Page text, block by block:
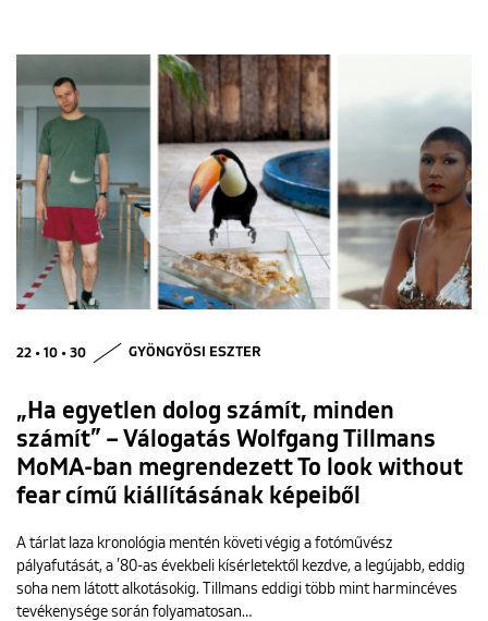
22 • 10 • 30 GYÖNGYÖSI ESZTER
„Ha egyetlen dolog számít, minden
számít” – Válogatás Wolfgang Tillmans
MoMA-ban megrendezett To look without
fear című kiállításának képeiből
A tárlat laza kronológia mentén követi végig a fotóművész
pályafutását, a ’80-as évekbeli kísérletektől kezdve, a legújabb, eddig
soha nem látott alkotásokig. Tillmans eddigi több mint harmincéves
tevékenysége során folyamatosan…